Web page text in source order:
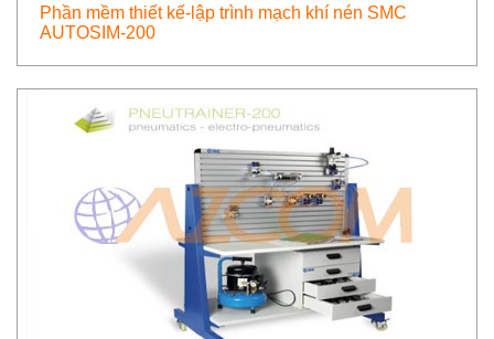
Phần mềm thiết kế-lập trình mạch khí nén SMC
AUTOSIM-200